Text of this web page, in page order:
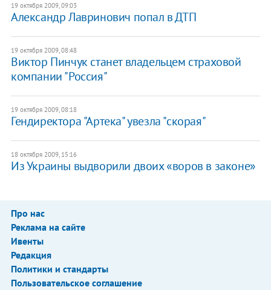
19 октября 2009, 09:03
Александр Лавринович попал в ДТП
19 октября 2009, 08:48
Виктор Пинчук станет владельцем страховой
компании "Россия"
19 октября 2009, 08:18
Гендиректора "Артека" увезла "скорая"
18 октября 2009, 15:16
Из Украины выдворили двоих «воров в законе»
Про нас
Реклама на сайте
Ивенты
Редакция
Политики и стандарты
Пользовательское соглашение